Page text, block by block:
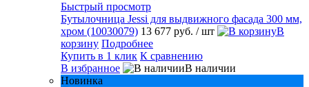
Быстрый просмотр
Бутылочница Jessi для выдвижного фасада 300 мм,
хром (10030079) 13 677 руб. / шт
В
корзину Подробнее
Купить в 1 клик К сравнению
В избранное
В наличии
Новинка